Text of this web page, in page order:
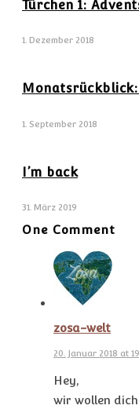
Türchen 1:
1. Dezember 2018
1. September 2018
I’m back
31. März 2019
One Comment
zosa-welt
20. Januar 2018 at
Hey,
wir wollen